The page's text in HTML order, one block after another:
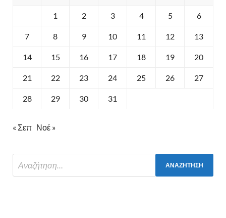
1 2 3 4 5 6
7 8 9 10 11 12 13
14 15 16 17 18 19 20
21 22 23 24 25 26 27
28 29 30 31
« Σεπ Νοέ »